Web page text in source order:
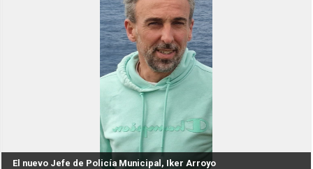
El nuevo Jefe de Policía Municipal, Iker Arroyo